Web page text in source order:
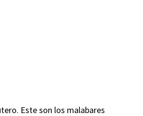
Este son los malabares